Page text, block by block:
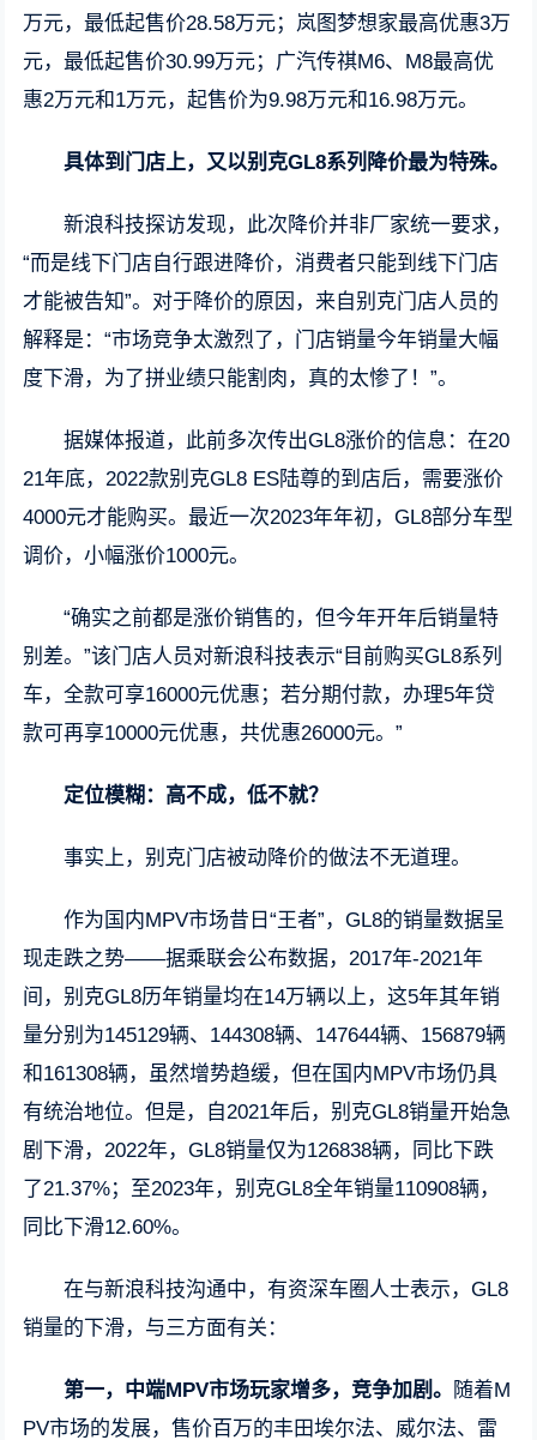
万元，最低起售价28.58万元；岚图梦想家最高优惠3万
元，最低起售价30.99万元；广汽传祺M6、M8最高优
惠2万元和1万元，起售价为9.98万元和16.98万元。
具体到门店上，又以别克GL8系列降价最为特殊。
新浪科技探访发现，此次降价并非厂家统一要求，
“而是线下门店自行跟进降价，消费者只能到线下门店
才能被告知”。对于降价的原因，来自别克门店人员的
解释是：“市场竞争太激烈了，门店销量今年销量大幅
度下滑，为了拼业绩只能割肉，真的太惨了！”。
据媒体报道，此前多次传出GL8涨价的信息：在20
21年底，2022款别克GL8 ES陆尊的到店后，需要涨价
4000元才能购买。最近一次2023年年初，GL8部分车型
调价，小幅涨价1000元。
“确实之前都是涨价销售的，但今年开年后销量特
别差。”该门店人员对新浪科技表示“目前购买GL8系列
车，全款可享16000元优惠；若分期付款，办理5年贷
款可再享10000元优惠，共优惠26000元。”
定位模糊：高不成，低不就？
事实上，别克门店被动降价的做法不无道理。
作为国内MPV市场昔日“王者”，GL8的销量数据呈
现走跌之势——据乘联会公布数据，2017年-2021年
间，别克GL8历年销量均在14万辆以上，这5年其年销
量分别为145129辆、144308辆、147644辆、156879辆
和161308辆，虽然增势趋缓，但在国内MPV市场仍具
有统治地位。但是，自2021年后，别克GL8销量开始急
剧下滑，2022年，GL8销量仅为126838辆，同比下跌
了21.37%；至2023年，别克GL8全年销量110908辆，
同比下滑12.60%。
在与新浪科技沟通中，有资深车圈人士表示，GL8
销量的下滑，与三方面有关：
第一，中端MPV市场玩家增多，竞争加剧。
随着M
PV市场的发展，售价百万的丰田埃尔法、威尔法、雷